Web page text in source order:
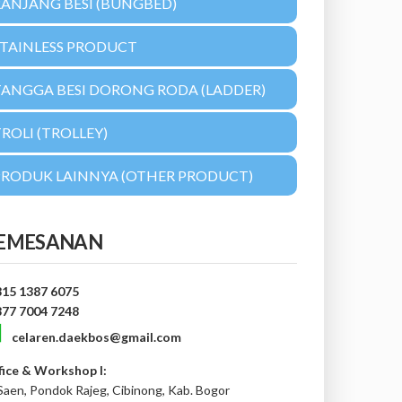
PRODUCT
BESI DORONG RODA (LADDER)
(TROLLEY)
LAINNYA (OTHER PRODUCT)
1387 6075
7004 7248
celaren.daekbos@gmail.com
& Workshop I:
Pondok Rajeg, Cibinong, Kab. Bogor